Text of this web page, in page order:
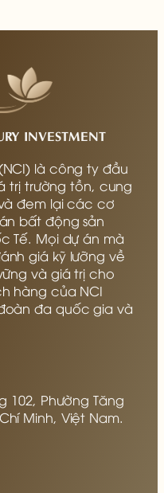
INVESTMENT
là công ty đầu
trị trường tồn, cung
đem lại các cơ
bất động sản
Tế. Mọi dự án mà
giá kỹ lưỡng về
và giá trị cho
hàng của NCI
đa quốc gia và
102, Phường Tăng
Minh, Việt Nam.